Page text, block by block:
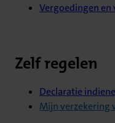
Vergoedingen
Zelf regelen
Declaratie
Mijn verzekering